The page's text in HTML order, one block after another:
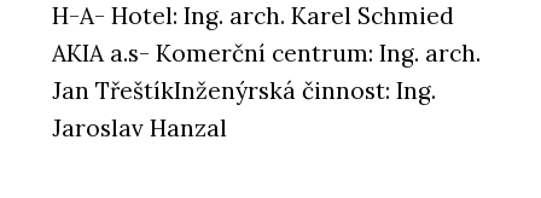
H-A- Hotel: Ing. arch. Karel Schmied
AKIA a.s- Komerční centrum: Ing. arch.
Jan TřeštíkInženýrská činnost: Ing.
Jaroslav Hanzal